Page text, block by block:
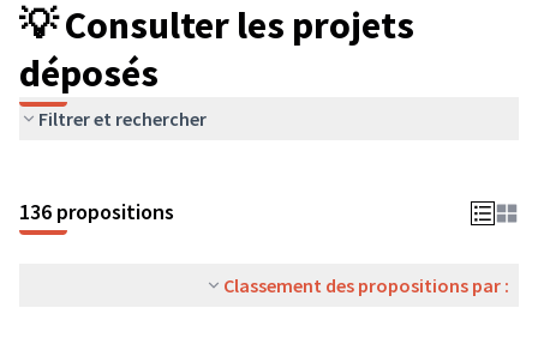
💡 Consulter les projets
déposés
Filtrer et rechercher
136 propositions
Classement des propositions par :